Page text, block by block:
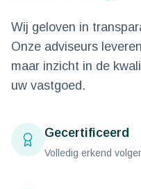
Wij geloven in
Onze adviseurs
maar inzicht in de
uw vastgoed .
Gecertificeerd
Volledig erkend